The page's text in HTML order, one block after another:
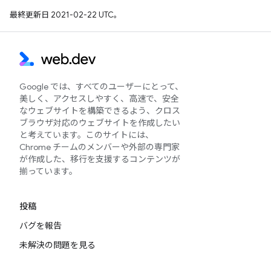
最終更新日 2021-02-22 UTC。
Google では、すべてのユーザーにとって、
美しく、アクセスしやすく、高速で、安全
なウェブサイトを構築できるよう、クロス
ブラウザ対応のウェブサイトを作成したい
と考えています。このサイトには、
Chrome チームのメンバーや外部の専門家
が作成した、移行を支援するコンテンツが
揃っています。
投稿
バグを報告
未解決の問題を見る